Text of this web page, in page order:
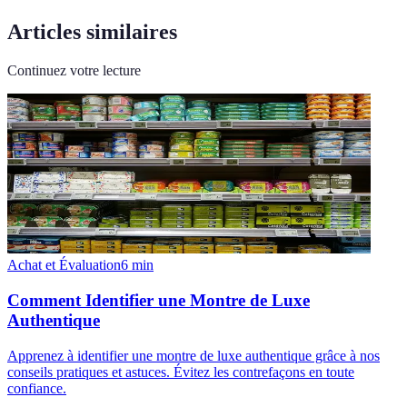
Articles similaires
Continuez votre lecture
Achat et Évaluation6 min
Comment Identifier une Montre de Luxe
Authentique
Apprenez à identifier une montre de luxe authentique grâce à nos
conseils pratiques et astuces. Évitez les contrefaçons en toute
confiance.